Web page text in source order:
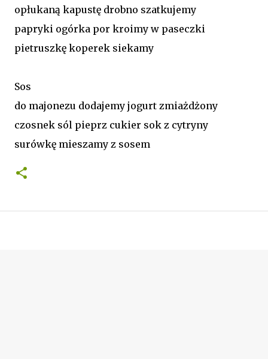
opłukaną kapustę drobno szatkujemy
papryki ogórka por kroimy w paseczki
pietruszkę koperek siekamy
Sos
do majonezu dodajemy jogurt zmiażdżony
czosnek sól pieprz cukier sok z cytryny
surówkę mieszamy z sosem